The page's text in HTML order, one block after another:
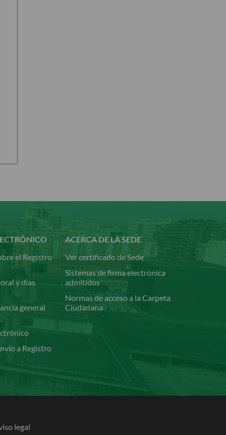
el Registro
y días
general
a Registro
ACERCA DE LA SEDE
Ver certificado de Sede
Sistemas de firma electrónica
admitidos
Normas de acceso a la Carpeta
Ciudadana
legal